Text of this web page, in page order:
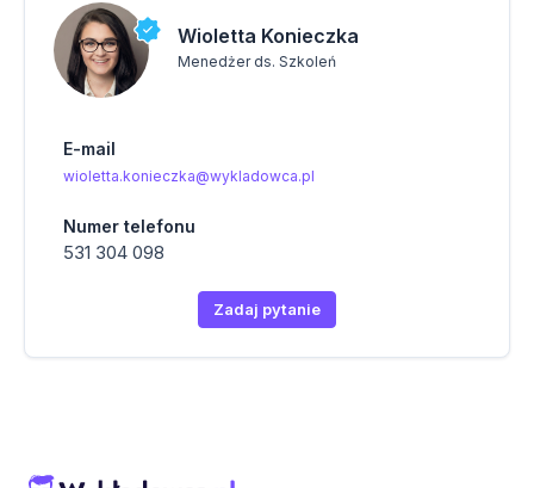
Wioletta Konieczka
Menedżer ds. Szkoleń
E-mail
wioletta.konieczka@wykladowca.pl
Numer telefonu
531 304 098
Zadaj pytanie